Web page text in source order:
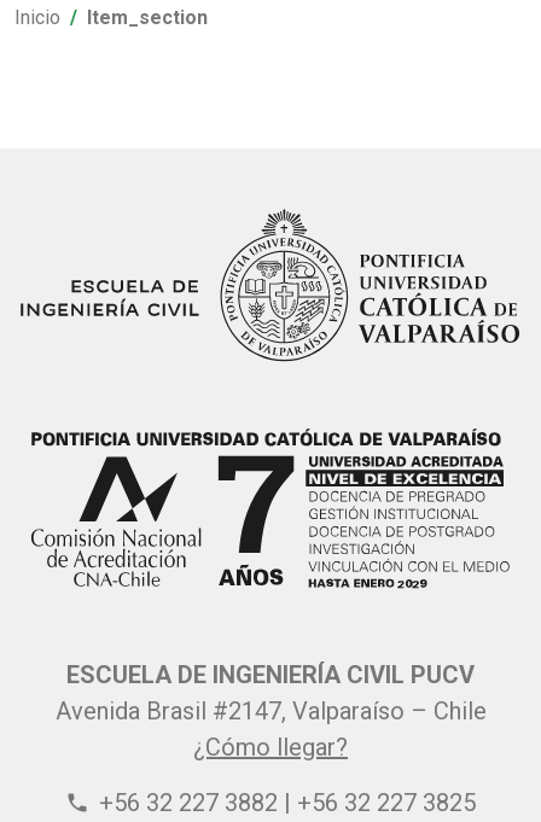
Inicio Item_section
ESCUELA DE INGENIERÍA CIVIL PUCV
Avenida Brasil #2147, Valparaíso – Chile
¿Cómo llegar?
phone +56 32 227 3882 | +56 32 227 3825